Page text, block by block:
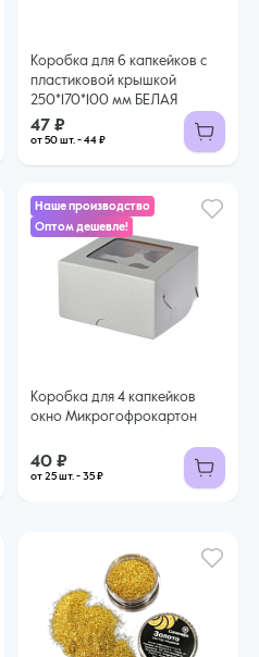
Коробка для 6 капкейков с
пластиковой крышкой
250*170*100 мм БЕЛАЯ
47 ₽
от 50 шт. - 44 ₽
Наше производство
Оптом дешевле!
Коробка для 4 капкейков
окно Микрогофрокартон
40 ₽
от 25 шт. - 35 ₽
шт.